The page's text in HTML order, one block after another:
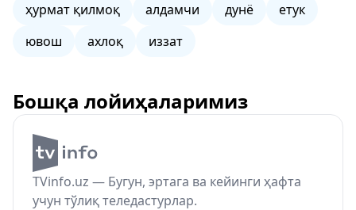
ҳурмат қилмоқ
алдамчи дунё
етук
ювош
ахлоқ иззат
Бошқа лойиҳаларимиз
TVinfo.uz — Бугун, эртага ва кейинги ҳафта
учун тўлиқ теледастурлар.